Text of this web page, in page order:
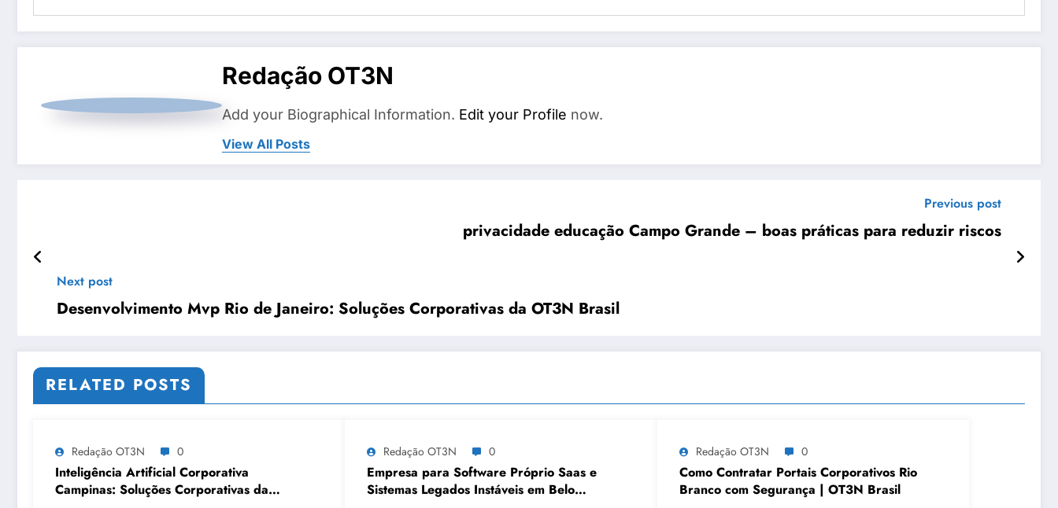
Redação OT3N
Add your Biographical Information. Edit your Profile now.
View All Posts
Previous post
privacidade educação Campo Grande – boas práticas para reduzir riscos
Next post
Desenvolvimento Mvp Rio de Janeiro: Soluções Corporativas da OT3N Brasil
RELATED POSTS
Redação OT3N 0
Inteligência Artificial Corporativa
Campinas: Soluções Corporativas da
Redação OT3N 0
Empresa para Software Próprio Saas e
Sistemas Legados Instáveis em Belo
Redação OT3N 0
Como Contratar Portais Corporativos Rio
Branco com Segurança | OT3N Brasil